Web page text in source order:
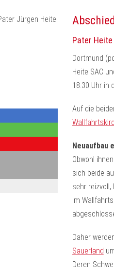
Pater
Dortmund
Heite SAC
18.30 Uhr in
Auf die
Neuaufbau
Obwohl
sich beide
sehr
im
Daher
Sauerland
Deren